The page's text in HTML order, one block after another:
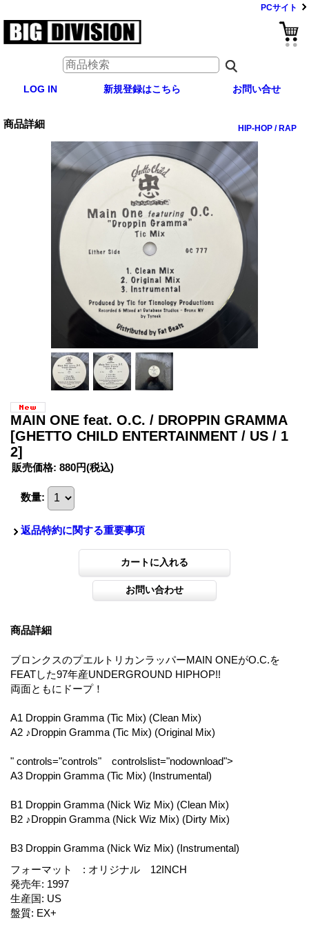
PCサイト
LOG IN 新規登録はこちら お問い合せ
商品詳細 HIP-HOP / RAP
MAIN ONE feat. O.C. / DROPPIN GRAMMA
[GHETTO CHILD ENTERTAINMENT / US / 1
2]
販売価格: 880円(税込)
数量:
返品特約に関する重要事項
商品詳細
ブロンクスのプエルトリカンラッパーMAIN ONEがO.C.を
FEATした97年産UNDERGROUND HIPHOP!!
両面ともにドープ！
A1 Droppin Gramma (Tic Mix) (Clean Mix)
A2 ♪Droppin Gramma (Tic Mix) (Original Mix)
" controls="controls" controlslist="nodownload">
A3 Droppin Gramma (Tic Mix) (Instrumental)
B1 Droppin Gramma (Nick Wiz Mix) (Clean Mix)
B2 ♪Droppin Gramma (Nick Wiz Mix) (Dirty Mix)
B3 Droppin Gramma (Nick Wiz Mix) (Instrumental)
フォーマット : オリジナル 12INCH
発売年: 1997
生産国: US
盤質: EX+